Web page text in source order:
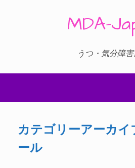
キ
MDA-
うつ・気分障
カテゴリーアーカイ
ール